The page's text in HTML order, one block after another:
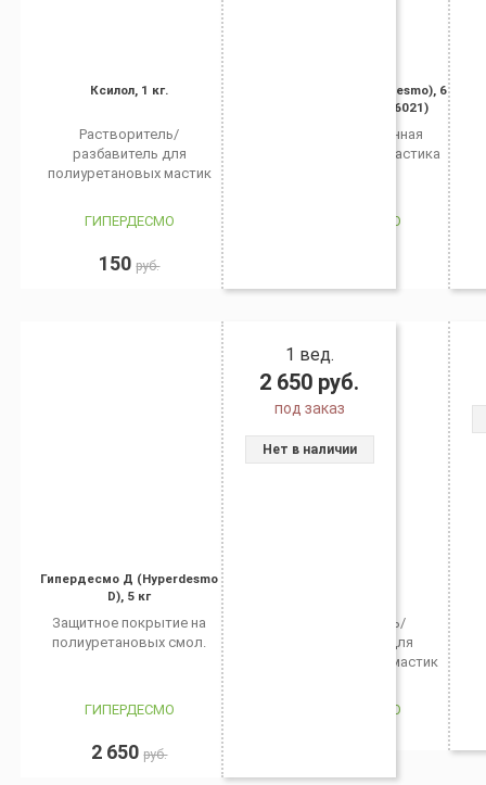
Ксилол, 1 кг.
Растворитель/
разбавитель для
полиуретановых мастик
ГИПЕРДЕСМО
150руб.
Гипердесмо (Hyperdesmo), 6
кг., зеленый (RAL6021)
Гидроизоляционная
полиуретановая мастика
ГИПЕРДЕСМО
Гипердесмо Д (Hyperdesmo
D), 5 кг
Защитное покрытие на
полиуретановых смол.
ГИПЕРДЕСМО
2 650руб.
1 вед.
2 650 руб.
под заказ
Нет в наличии
Растворитель/
разбавитель для
полиуретановых мастик
ГИПЕРДЕСМО